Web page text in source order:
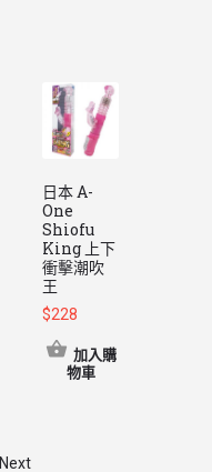
日本 A-
One
Shiofu
King 上下
衝擊潮吹
王
$228
加入購
物車
Next